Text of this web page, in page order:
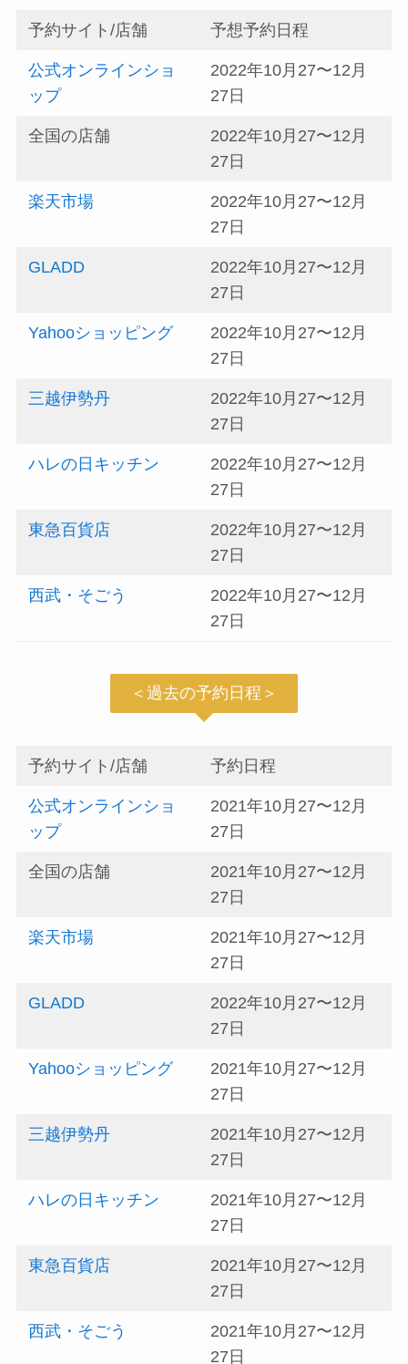
予約サイト/店舗 予想予約日程
公式オンラインショ
ップ
2022年10月27〜12月
27日
全国の店舗
2022年10月27〜12月
27日
楽天市場
2022年10月27〜12月
27日
GLADD
2022年10月27〜12月
27日
Yahooショッピング
2022年10月27〜12月
27日
三越伊勢丹
2022年10月27〜12月
27日
ハレの日キッチン
2022年10月27〜12月
27日
東急百貨店
2022年10月27〜12月
27日
西武・そごう
2022年10月27〜12月
27日
＜過去の予約日程＞
予約サイト/店舗 予約日程
公式オンラインショ
ップ
2021年10月27〜12月
27日
全国の店舗
2021年10月27〜12月
27日
楽天市場
2021年10月27〜12月
27日
GLADD
2022年10月27〜12月
27日
Yahooショッピング
2021年10月27〜12月
27日
三越伊勢丹
2021年10月27〜12月
27日
ハレの日キッチン
2021年10月27〜12月
27日
東急百貨店
2021年10月27〜12月
27日
西武・そごう
2021年10月27〜12月
27日